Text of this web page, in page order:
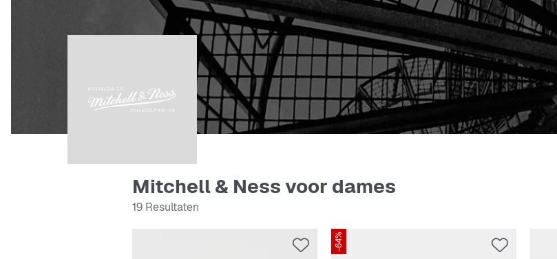
Mitchell & Ness voor dames
19 Resultaten
-64%